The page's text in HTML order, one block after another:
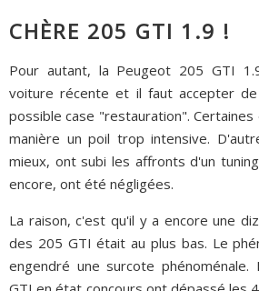
CHÈRE 205 GTI 1.9 !
Pour autant, la Peugeot 205 GTI
voiture récente et il faut accepter
possible case "restauration".
manière un poil trop intensive.
mieux, ont subi les affronts d'un
encore, ont été négligées.
La raison, c'est qu'il y a encore une
des 205 GTI était au plus bas. Le
engendré une surcote phénoménale.